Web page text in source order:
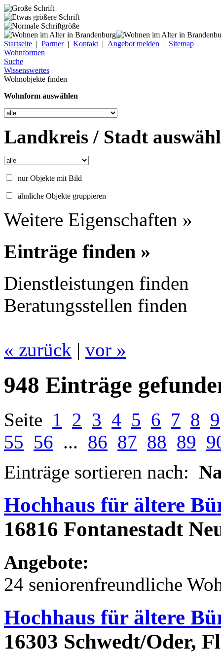
Startseite | Partner| Kontakt | Angebot melden | Sitemap
Wohnformen
Suche
Wissenswertes
Wohnobjekte finden
Wohnform auswählen
Landkreis / Stadt
nur Objekte mit Bild
ähnliche Objekte gruppieren
Weitere Eigenschaften »
Einträge finden »
Dienstleistungen finden
Beratungsstellen finden
« zurück | vor »
948 Einträge
Seite 1 2 3 4 5 6 7 8 9
55 56 ... 86 87 88 89
Einträge sortieren nach:
Hochhaus für ältere
16816 Fontanestadt
Angebote:
24 seniorenfreundliche
Hochhaus für ältere
16303 Schwedt/Oder,